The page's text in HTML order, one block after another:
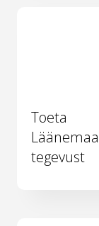
Toeta
tegevust